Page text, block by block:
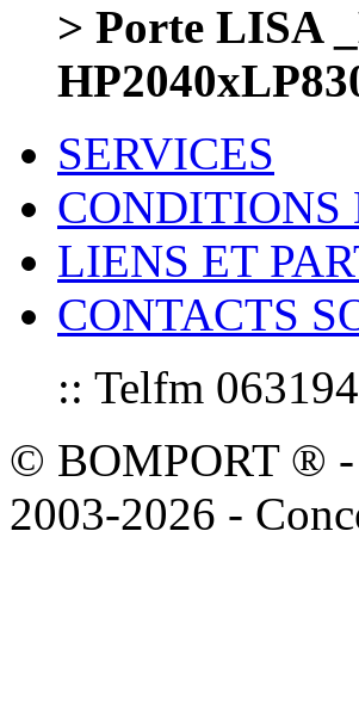
> Porte LISA
SERVICES
LIENS ET
CONTACTS
:: Telfm
© BOMPORT ® -
2003-2026 -